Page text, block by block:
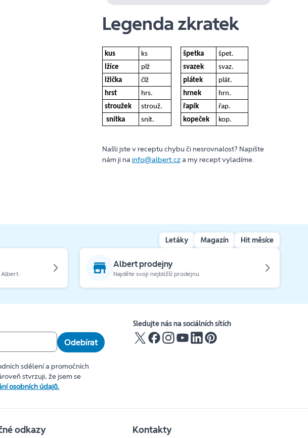
Legenda zkratek
kus ks špetka
špet.
lžíce
plž svazek
svaz.
lžička
člž plátek
plát.
hrst
hrs. hrnek
hrn.
stroužek
strouž. řapík
řap.
snítka
snít. kopeček kop.
Našli jste v receptu chybu či nesrovnalost? Napište
nám ji na info@albert.cza my recept vyladíme.
Letáky Magazín Hit měsíce
Albert prodejny
Najděte svoji nejbližší prodejnu.
Odebírat
sdělení a promočních
stvrzuji, že jsem se
osobních údajů.
Sledujte nás na sociálních sítích
odkazy Kontakty